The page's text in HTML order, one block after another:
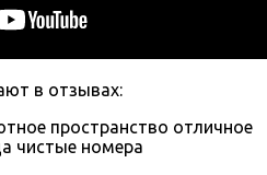
в отзывах:
пространство отличное
чистые номера